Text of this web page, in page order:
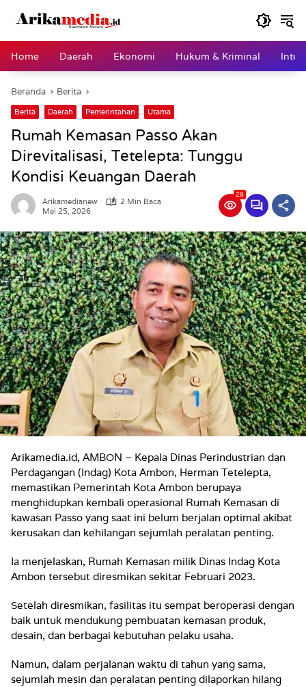
Home
Daerah Ekonomi Hukum & Kriminal
Beranda Berita
Berita Daerah Pemerintahan Utama
Rumah Kemasan Passo Akan
Direvitalisasi, Tetelepta: Tunggu
Kondisi Keuangan Daerah
Arikamedianew
2 Min Baca
Mei 25, 2026
28
Arikamedia.id, AMBON – Kepala Dinas Perindustrian dan
Perdagangan (Indag) Kota Ambon, Herman Tetelepta,
memastikan Pemerintah Kota Ambon berupaya
menghidupkan kembali operasional Rumah Kemasan di
kawasan Passo yang saat ini belum berjalan optimal akibat
kerusakan dan kehilangan sejumlah peralatan penting.
Ia menjelaskan, Rumah Kemasan milik Dinas Indag Kota
Ambon tersebut diresmikan sekitar Februari 2023.
Setelah diresmikan, fasilitas itu sempat beroperasi dengan
baik untuk mendukung pembuatan kemasan produk,
desain, dan berbagai kebutuhan pelaku usaha.
Namun, dalam perjalanan waktu di tahun yang sama,
sejumlah mesin dan peralatan penting dilaporkan hilang